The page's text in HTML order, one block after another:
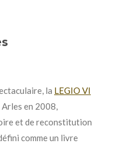
la LEGIO VI
Arles en 2008,
et de reconstitution
comme un livre